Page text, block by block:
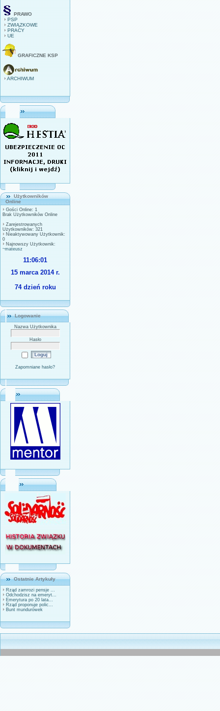
PRAWO
PSP
ZWIĄZKOWE
PRACY
UE
GRAFICZNE KSP
ARCHIWUM
Użytkowników
Online
Gości Online: 1
Brak Użytkowników Online
Zarejestrowanych
Użytkowników: 321
Nieaktywowany Użytkownik:
0
Najnowszy Użytkownik:
~mateusz
11:06:01
15 marca 2014 r.
74 dzień roku
Logowanie
Nazwa Użytkownika
Hasło
Zapomniane hasło?
Ostatnie Artykuły
Rząd zamrozi pensje ...
Odchodzisz na emeryt...
Emerytura po 20 lata...
Rząd proponuje polic...
Bunt mundurówek